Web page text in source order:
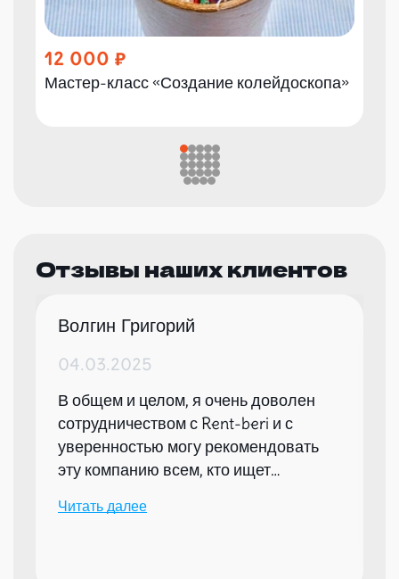
12 000
Мастер-класс «Создание колейдоскопа»
Отзывы наших клиентов
Волгин Григорий
04.03.2025
В общем и целом, я очень доволен
сотрудничеством с Rent-beri и с
уверенностью могу рекомендовать
эту компанию всем, кто ищет
мероприятий.
Читать далее